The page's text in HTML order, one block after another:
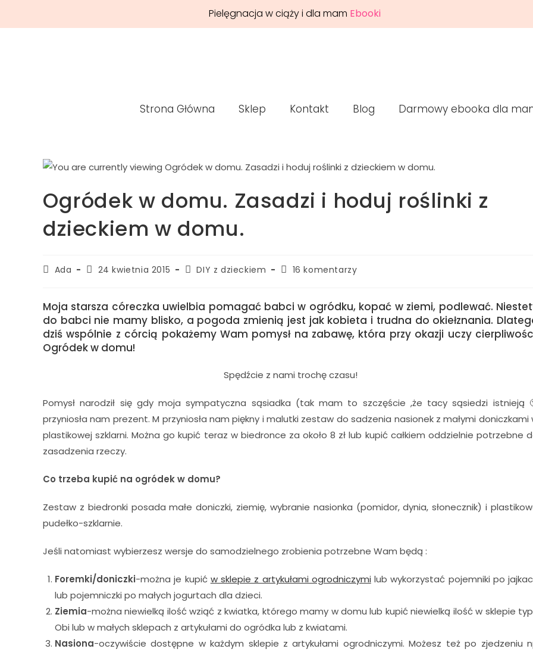
Pielęgnacja w ciąży i dla mam Ebooki
Strona Główna Sklep Kontakt Blog Darmowy ebooka dla
Ogródek w domu. Zasadzi i hoduj roślinki z
dzieckiem w domu.
Ada 24 kwietnia 2015 DIY z dzieckiem 16 komentarzy
Moja starsza córeczka uwielbia pomagać babci w ogródku, kopać w ziemi, podlewać.
do babci nie mamy blisko, a pogoda zmienią jest jak kobieta i trudna do okiełznania.
dziś wspólnie z córcią pokażemy Wam pomysł na zabawę, która przy okazji uczy
Ogródek w domu!
Spędźcie z nami trochę czasu!
Pomysł narodził się gdy moja sympatyczna sąsiadka (tak mam to szczęście ,że tacy sąsiedzi istnieją
przyniosła nam prezent. M przyniosła nam piękny i malutki zestaw do sadzenia nasionek z małymi doniczkami
plastikowej szklarni. Można go kupić teraz w biedronce za około 8 zł lub kupić całkiem oddzielnie potrzebne
zasadzenia rzeczy.
Co trzeba kupić na ogródek w domu?
Zestaw z biedronki posada małe doniczki, ziemię, wybranie nasionka (pomidor, dynia, słonecznik) i
pudełko-szklarnie.
Jeśli natomiast wybierzesz wersje do samodzielnego zrobienia potrzebne Wam będą :
Foremki/doniczki-można je kupić w sklepie z artykułami ogrodniczymi lub wykorzystać pojemniki po
lub pojemniczki po małych jogurtach dla dzieci.
Ziemia-można niewielką ilość wziąć z kwiatka, którego mamy w domu lub kupić niewielką ilość w sklepie
Obi lub w małych sklepach z artykułami do ogródka lub z kwiatami.
Nasiona-oczywiście dostępne w każdym sklepie z artykułami ogrodniczymi. Możesz też po zjedzeniu